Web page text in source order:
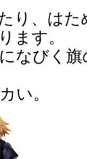
り、は
ます。
なびく
い。